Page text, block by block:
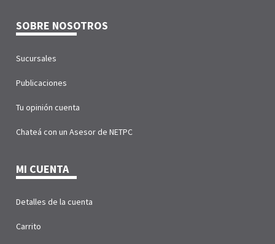
SOBRE NOSOTROS
Sucursales
Publicaciones
Tu opinión cuenta
Chateá con un Asesor de NETPC
MI CUENTA
Detalles de la cuenta
Carrito